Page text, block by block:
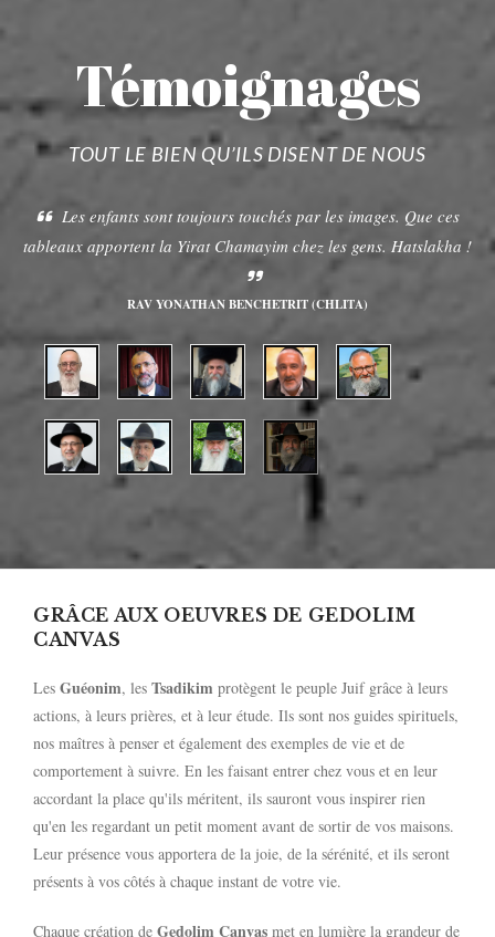
Témoignages
TOUT LE BIEN QU’ILS DISENT DE NOUS
Les enfants sont toujours touchés par les images. Que ces
tableaux apportent la Yirat Chamayim chez les gens. Hatslakha !
RAV YONATHAN BENCHETRIT (CHLITA)
GRÂCE AUX OEUVRES DE GEDOLIM
CANVAS
Les Guéonim, les Tsadikim protègent le peuple Juif grâce à leurs
actions, à leurs prières, et à leur étude. Ils sont nos guides spirituels,
nos maîtres à penser et également des exemples de vie et de
comportement à suivre. En les faisant entrer chez vous et en leur
accordant la place qu'ils méritent, ils sauront vous inspirer rien
qu'en les regardant un petit moment avant de sortir de vos maisons.
Leur présence vous apportera de la joie, de la sérénité, et ils seront
présents à vos côtés à chaque instant de votre vie.
Chaque création de Gedolim Canvas met en lumière la grandeur de